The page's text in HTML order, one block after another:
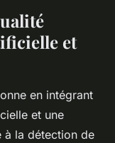
et
en intégrant
et une
à la détection de